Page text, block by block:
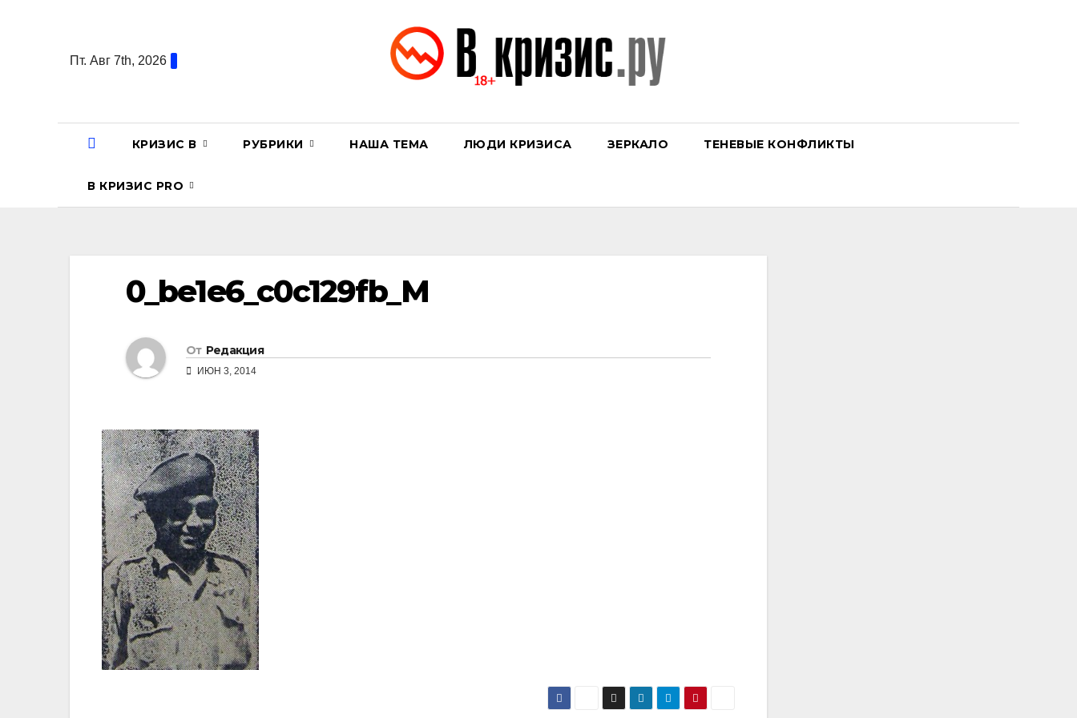
содержаниюПт. Авг 7th, 2026
КРИЗИС В РУБРИКИ НАША ТЕМА ЛЮДИ КРИЗИСА ЗЕРКАЛО ТЕНЕВЫЕ КОНФЛИКТЫ
В КРИЗИС PRO
0_be1e6_c0c129fb_M
От Редакция
ИЮН 3, 2014